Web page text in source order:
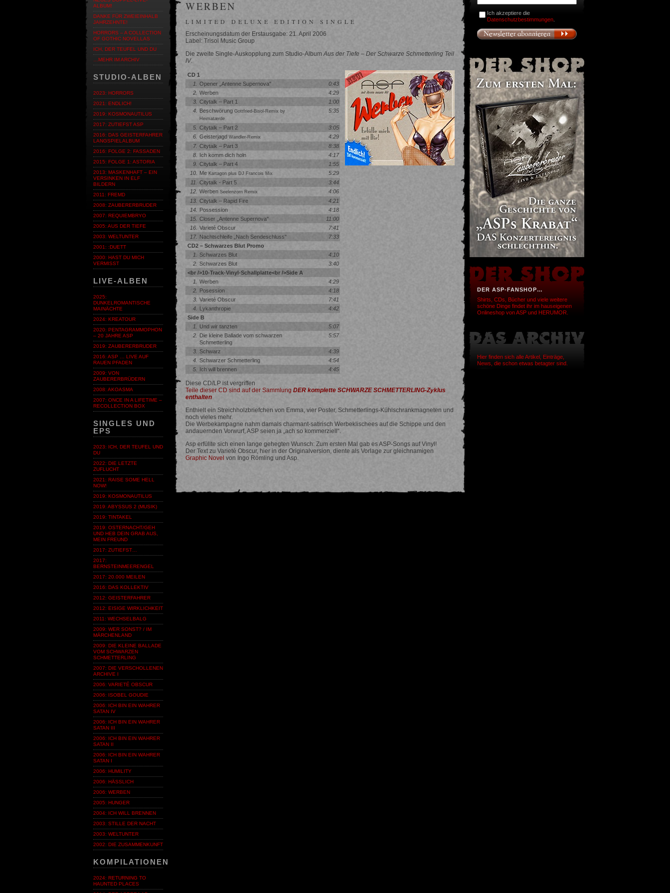
ALBUM!
DANKE FÜR ZWEIEINHALB
JAHRZEHNTE!
HORRORS – A COLLECTION
OF GOTHIC NOVELLAS
ICH, DER TEUFEL UND DU
…MEHR IM ARCHIV
STUDIO-ALBEN
2023: HORRORS
2021: ENDLICH!
2019: KOSMONAUTILUS
2017: ZUTIEFST ASP
2016: DAS GEISTERFAHRER
LANGSPIELALBUM
2016: FOLGE 2: FASSADEN
2015: FOLGE 1: ASTORIA
2013: MASKENHAFT – EIN
VERSINKEN IN ELF
BILDERN
2011: FREMD
2008: ZAUBERERBRUDER
2007: REQUIEMBRYO
2005: AUS DER TIEFE
2003: WELTUNTER
2001: :DUETT
2000: HAST DU MICH
VERMISST
LIVE-ALBEN
2025:
DUNKELROMANTISCHE
MAINÄCHTE
2024: KREATOUR
2020: PENTAGRAMMOPHON
– 20 JAHRE ASP
2019: ZAUBERERBRUDER
2016: ASP … LIVE AUF
RAUEN PFADEN
2009: VON
ZAUBERERBRÜDERN
2008: AKOASMA
2007: ONCE IN A LIFETIME –
RECOLLECTION BOX
SINGLES UND
EPS
2023: ICH, DER TEUFEL UND
DU
2022: DIE LETZTE
ZUFLUCHT
2021: RAISE SOME HELL
NOW!
2019: KOSMONAUTILUS
2019: ABYSSUS 2 (MUSIK)
2019: TINTAKEL
2019: OSTERNACHT/GEH
UND HEB DEIN GRAB AUS,
MEIN FREUND
2017: ZUTIEFST…
2017:
BERNSTEINMEERENGEL
2017: 20.000 MEILEN
2016: DAS KOLLEKTIV
2012: GEISTERFAHRER
2012: EISIGE WIRKLICHKEIT
2011: WECHSELBALG
2009: WER SONST? / IM
MÄRCHENLAND
2009: DIE KLEINE BALLADE
VOM SCHWARZEN
SCHMETTERLING
2007: DIE VERSCHOLLENEN
ARCHIVE I
2006: VARIETÉ OBSCUR
2006: ISOBEL GOUDIE
2006: ICH BIN EIN WAHRER
SATAN IV
2006: ICH BIN EIN WAHRER
SATAN III
2006: ICH BIN EIN WAHRER
SATAN II
2006: ICH BIN EIN WAHRER
SATAN I
2006: HUMILITY
2006: HÄSSLICH
2006: WERBEN
2005: HUNGER
2004: ICH WILL BRENNEN
2003: STILLE DER NACHT
2003: WELTUNTER
2002: DIE ZUSAMMENKUNFT
KOMPILATIONEN
2024: RETURNING TO
HAUNTED PLACES
Ich akzeptiere die
Datenschutzbestimmungen
DER ASP-FANSHOP…
Shirts, CDs, Bücher und viele weitere
schöne Dinge findet ihr im hauseigenen
Onlineshop von ASP und HERUMOR.
Hier finden sich alle Artikel, Einträge,
News, die schon etwas betagter sind.
WERBEN
LIMITED DELUXE EDITION SINGLE
Erscheinungsdatum der Erstausgabe: 21. April 2006
Label: Trisol Music Group
Die zweite Single-Auskopplung zum Studio-Album Aus der Tiefe – Der Schwarze Schmetterling Teil
IV.
CD 1
1.
Opener „Antenne Supernova"
0:43
2. Werben
4:29
3. Citytalk – Part 1
1:00
4.
Beschwörung Gottfried-Bisol-Remix by
Heimatærde
5:35
5. Citytalk – Part 2
3:05
6. Geisterjagd Wandler-Remix
4:29
7. Citytalk – Part 3
8:38
8.
Ich komm dich holn
4:17
9. Citytalk – Part 4
1:55
10.
Me Kartagon plus DJ Francois Mix
5:29
11.
Citytalk - Part 5
3:44
12. Werben Seelenzorn Remix
4:06
13. Citytalk – Rapid Fire
4:21
14.
Possession
4:18
15. Closer „Antenne Supernova"
11:00
16. Varieté Obscur
7:41
17. Nachtschleife „Nach Sendeschluss"
7:33
CD2 – Schwarzes Blut Promo
1.
Schwarzes Blut
4:10
2. Schwarzes Blut
3:40
<br />10-Track-Vinyl-Schallplatte<br />Side A
1.
Werben
4:29
2.
Posession
4:18
3. Varieté Obscur
7:41
4.
Lykanthropie
4:42
Side B
1.
Und wir tanzten
5:07
2.
Die kleine Ballade vom schwarzen
Schmetterling
5:57
3. Schwarz
4:39
4. Schwarzer Schmetterling
4:54
5.
Ich will brennen 4:45
Diese CD/LP ist vergriffen
Teile dieser CD sind auf der Sammlung DER komplette SCHWARZE SCHMETTERLING-Zyklus
enthalten
Enthielt ein Streichholzbriefchen von Emma, vier Poster, Schmetterlings-Kühlschrankmagneten und
noch vieles mehr.
Die Werbekampagne nahm damals charmant-satirisch Werbeklischees auf die Schippe und den
andauernden Vorwurf, ASP seien ja „ach so kommerziell“.
Asp erfüllte sich einen lange gehegten Wunsch: Zum ersten Mal gab es ASP-Songs auf Vinyl!
Der Text zu Varieté Obscur, hier in der Originalversion, diente als Vorlage zur gleichnamigen
Graphic Novel von Ingo Römling und Asp.